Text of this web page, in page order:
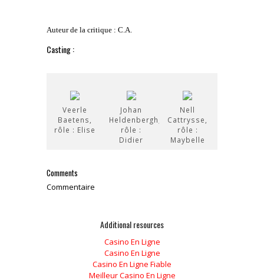
Auteur de la critique : C.A.
Casting :
Veerle
Baetens,
rôle : Elise
Johan
Heldenbergh,
rôle :
Didier
Nell
Cattrysse,
rôle :
Maybelle
Comments
Commentaire
Additional resources
Casino En Ligne
Casino En Ligne
Casino En Ligne Fiable
Meilleur Casino En Ligne